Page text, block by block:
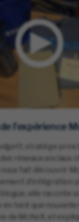
l’expérience
stratège
réseaux sociaux
nous fait découvrir
d’intégration
elle raconte
en tant que nouvelle
de McKeX, et